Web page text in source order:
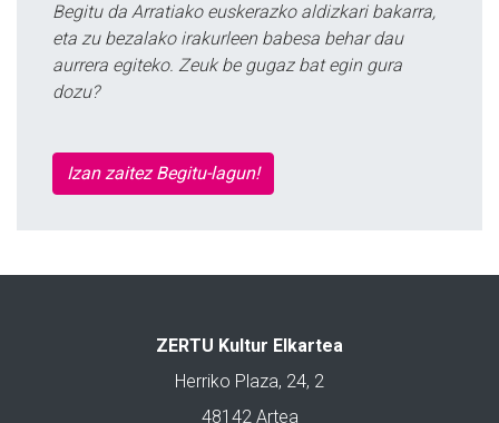
Begitu da Arratiako euskerazko aldizkari bakarra,
eta zu bezalako irakurleen babesa behar dau
aurrera egiteko. Zeuk be gugaz bat egin gura
dozu?
Izan zaitez Begitu-lagun!
ZERTU Kultur Elkartea
Herriko Plaza, 24, 2
48142 Artea